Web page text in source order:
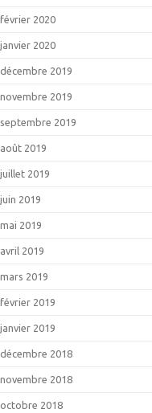
février 2020
janvier 2020
décembre 2019
novembre 2019
septembre 2019
août 2019
juillet 2019
juin 2019
mai 2019
avril 2019
mars 2019
février 2019
janvier 2019
décembre 2018
novembre 2018
octobre 2018